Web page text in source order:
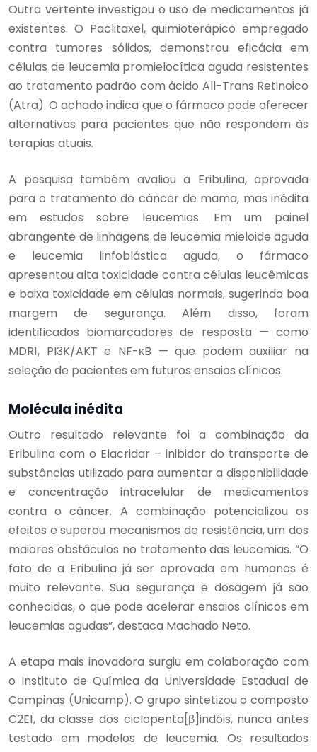
Outra vertente investigou o uso de medicamentos já
existentes. O Paclitaxel, quimioterápico empregado
contra tumores sólidos, demonstrou eficácia em
células de leucemia promielocítica aguda resistentes
ao tratamento padrão com ácido All-Trans Retinoico
(Atra). O achado indica que o fármaco pode oferecer
alternativas para pacientes que não respondem às
terapias atuais.
A pesquisa também avaliou a Eribulina, aprovada
para o tratamento do câncer de mama, mas inédita
em estudos sobre leucemias. Em um painel
abrangente de linhagens de leucemia mieloide aguda
e leucemia linfoblástica aguda, o fármaco
apresentou alta toxicidade contra células leucêmicas
e baixa toxicidade em células normais, sugerindo boa
margem de segurança. Além disso, foram
identificados biomarcadores de resposta — como
MDR1, PI3K/AKT e NF-κB — que podem auxiliar na
seleção de pacientes em futuros ensaios clínicos.
Molécula inédita
Outro resultado relevante foi a combinação da
Eribulina com o Elacridar – inibidor do transporte de
substâncias utilizado para aumentar a disponibilidade
e concentração intracelular de medicamentos
contra o câncer. A combinação potencializou os
efeitos e superou mecanismos de resistência, um dos
maiores obstáculos no tratamento das leucemias. “O
fato de a Eribulina já ser aprovada em humanos é
muito relevante. Sua segurança e dosagem já são
conhecidas, o que pode acelerar ensaios clínicos em
leucemias agudas”, destaca Machado Neto.
A etapa mais inovadora surgiu em colaboração com
o Instituto de Química da Universidade Estadual de
Campinas (Unicamp). O grupo sintetizou o composto
C2E1, da classe dos ciclopenta[β]indóis, nunca antes
testado em modelos de leucemia. Os resultados